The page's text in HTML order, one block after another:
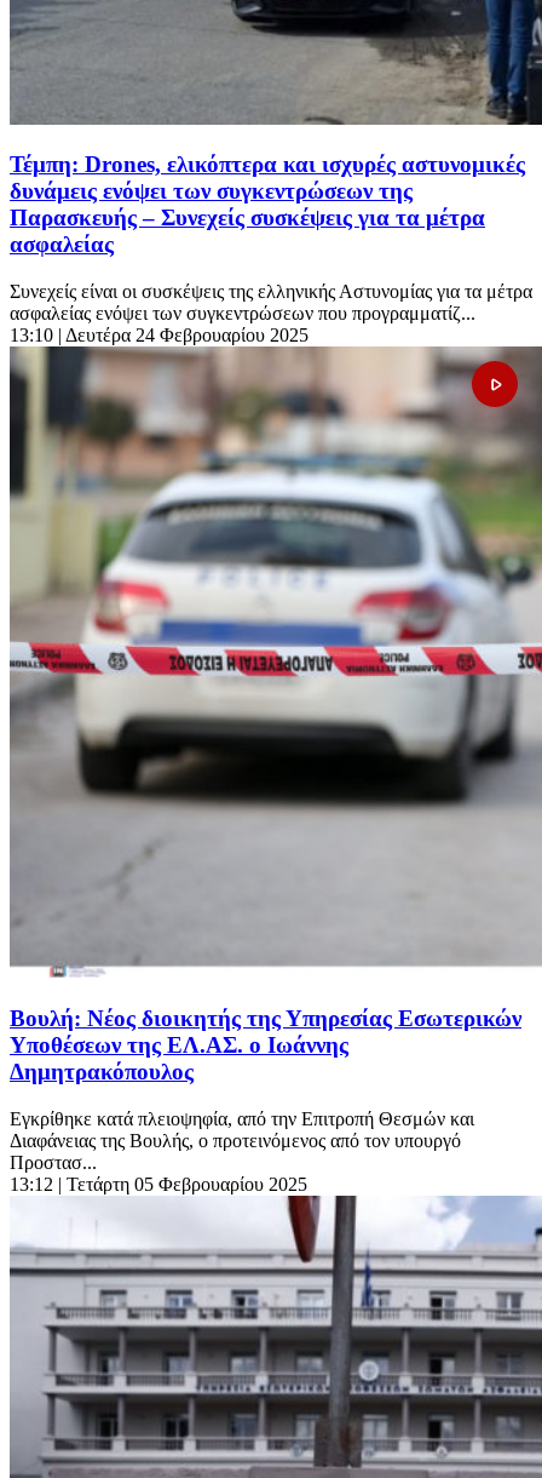
Τέμπη: Drones, ελικόπτερα και ισχυρές αστυνομικές
δυνάμεις ενόψει των συγκεντρώσεων της
Παρασκευής – Συνεχείς συσκέψεις για τα μέτρα
ασφαλείας
Συνεχείς είναι οι συσκέψεις της ελληνικής Αστυνομίας για τα μέτρα
ασφαλείας ενόψει των συγκεντρώσεων που προγραμματίζ...
13:10 | Δευτέρα 24 Φεβρουαρίου 2025
Βουλή: Νέος διοικητής της Υπηρεσίας Εσωτερικών
Υποθέσεων της ΕΛ.ΑΣ. ο Ιωάννης
Δημητρακόπουλος
Εγκρίθηκε κατά πλειοψηφία, από την Επιτροπή Θεσμών και
Διαφάνειας της Βουλής, ο προτεινόμενος από τον υπουργό
Προστασ...
13:12 | Τετάρτη 05 Φεβρουαρίου 2025